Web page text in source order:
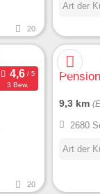
20
Art der
3 Bew.
20
9,3 km
2680
Art der